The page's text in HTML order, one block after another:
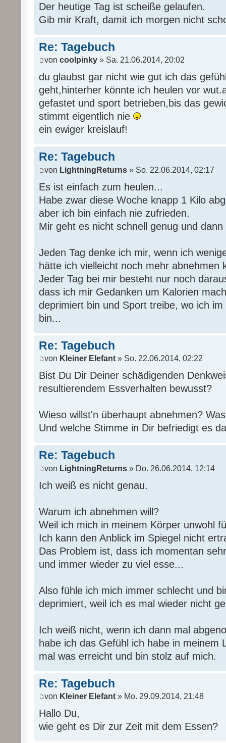
Der heutige Tag ist scheiße gelaufen.
Gib mir Kraft, damit ich morgen nicht
Re: Tagebuch
von coolpinky » Sa. 21.06.2014, 20:02
du glaubst gar nicht wie gut ich das
geht,hinterher könnte ich heulen vor
gefastet und sport betrieben,bis das
stimmt eigentlich nie
ein ewiger kreislauf!
Re: Tagebuch
von LightningReturns » So. 22.06.2014, 02:17
Es ist einfach zum heulen...
Habe zwar diese Woche knapp 1 Kilo
aber ich bin einfach nie zufrieden.
Mir geht es nicht schnell genug und
Jeden Tag denke ich mir, wenn ich
hätte ich vielleicht noch mehr abnehmen
Jeder Tag bei mir besteht nur noch
dass ich mir Gedanken um Kalorien
deprimiert bin und Sport treibe, wo ich
bin...
Re: Tagebuch
von Kleiner Elefant » So. 22.06.2014, 02:22
Bist Du Dir Deiner schädigenden
resultierendem Essverhalten bewusst?
Wieso willst'n überhaupt abnehmen?
Und welche Stimme in Dir befriedigt es
Re: Tagebuch
von LightningReturns » Do. 26.06.2014, 12:14
Ich weiß es nicht genau.
Warum ich abnehmen will?
Weil ich mich in meinem Körper unwohl
Ich kann den Anblick im Spiegel nicht
Das Problem ist, dass ich momentan
und immer wieder zu viel esse...
Also fühle ich mich immer schlecht und
deprimiert, weil ich es mal wieder nicht
Ich weiß nicht, wenn ich dann mal
habe ich das Gefühl ich habe in meinem
mal was erreicht und bin stolz auf mich.
Re: Tagebuch
von Kleiner Elefant » Mo. 29.09.2014, 21:48
Hallo Du,
wie geht es Dir zur Zeit mit dem Essen?